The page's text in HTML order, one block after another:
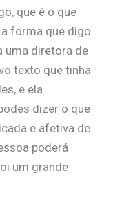
que é o que
forma que digo
uma diretora de
texto que tinha
e ela
dizer o que
e afetiva de
poderá
um grande